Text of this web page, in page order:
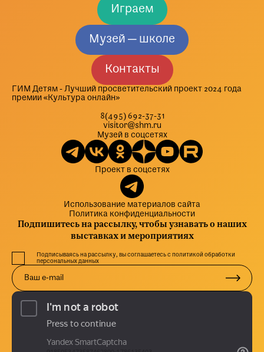
Играем
Музей — школе
Контакты
ГИМ Детям - Лучший просветительский проект 2024 года
премии «Культура онлайн»
8(495) 692-37-31
visitor@shm.ru
Музей в соцсетях
Проект в соцсетях
Использование материалов сайта
Политика конфиденциальности
Подпишитесь на рассылку, чтобы узнавать о наших
выставках и мероприятиях
Подписываясь на рассылку, вы соглашаетесь с политикой обработки
персональных данных